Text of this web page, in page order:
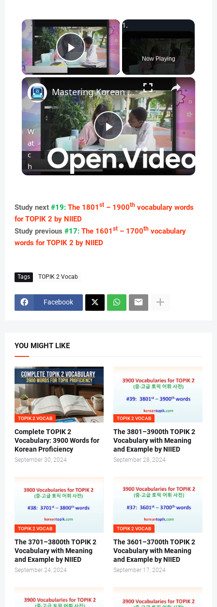
×
Play Video Now Playing
×
P
y
d
Mastering Korean for Work_ Free EPS TOPIK Resources in 9 Languages
W
at
c
h
o
Study next #19: The 1801 st – 1900th vocabulary words
for TOPIK 2 by NIIED
Study previous #17: The 1601 st – 1700th vocabulary
words for TOPIK 2 by NIIED
Tags TOPIK 2 Vocab
Facebook
YOU MIGHT LIKE
TOPIK 2 VOCAB
Complete TOPIK 2
Vocabulary: 3900 Words for
Korean Proficiency
September 30, 2024
TOPIK 2 VOCAB
The 3801–3900th TOPIK 2
Vocabulary with Meaning
and Example by NIIED
September 28, 2024
TOPIK 2 VOCAB
The 3701–3800th TOPIK 2
Vocabulary with Meaning
and Example by NIIED
September 24, 2024
TOPIK 2 VOCAB
The 3601–3700th TOPIK 2
Vocabulary with Meaning
and Example by NIIED
September 17, 2024